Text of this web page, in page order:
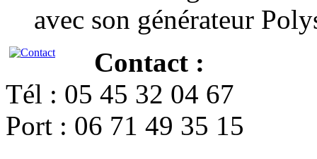
avec son générateur
Contact :
Tél : 05 45 32 04 67
Port : 06 71 49 35 15